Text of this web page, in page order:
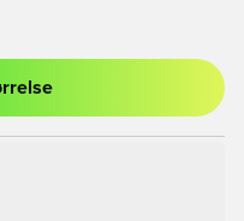
tilmelde dig som medlem